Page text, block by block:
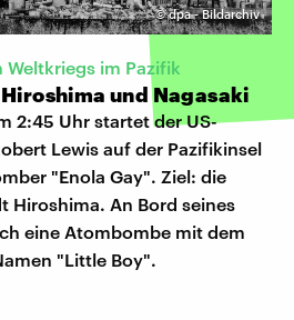
©dpa - Bildarchiv
Weltkriegs im Pazifik
und Nagasaki
2:45 Uhr startet der US-
Lewis auf der Pazifikinsel
"Enola Gay". Ziel: die
Hiroshima. An Bord seines
eine Atombombe mit dem
"Little Boy".